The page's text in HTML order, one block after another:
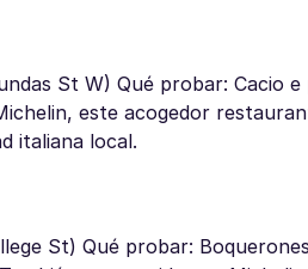
St W) Qué probar: Cacio e
este acogedor
italiana local.
St) Qué probar: